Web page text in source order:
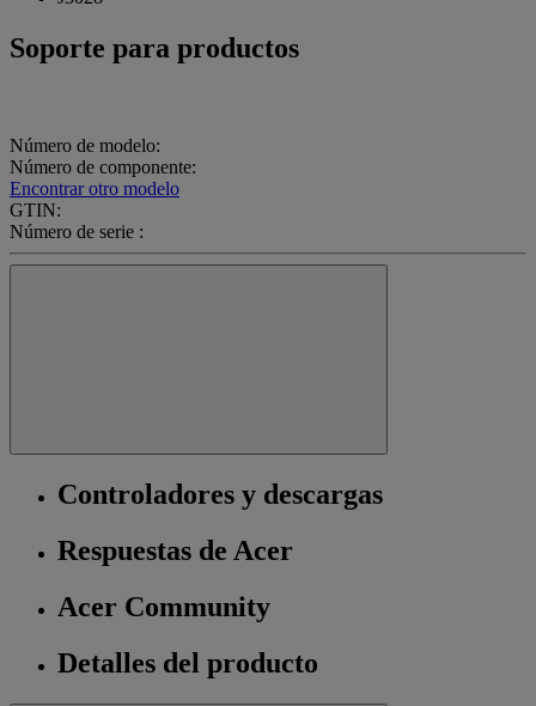
Soporte para productos
Número de modelo:
Número de componente:
Encontrar otro modelo
GTIN:
Número de serie :
Controladores y descargas
Respuestas de Acer
Acer Community
Detalles del producto